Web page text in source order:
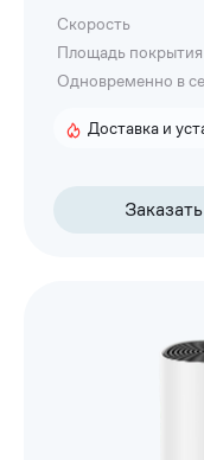
Скорость
Площадь покрытия
Одновременно в
Доставка и
Заказать